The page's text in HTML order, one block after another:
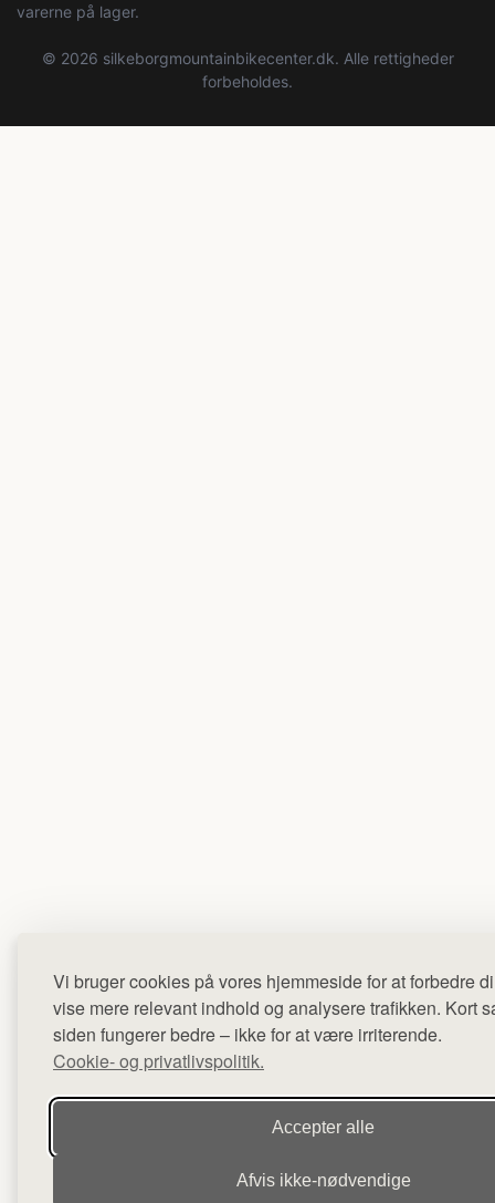
Vi bruger cookies på vores hjemmeside for at forbedre
vise mere relevant indhold og analysere trafikken. Kort
siden fungerer bedre – ikke for at være irriterende.
Cookie- og privatlivspolitik.
Accepter alle
Afvis ikke‑nødvendige
varerne på lager.
© 2026 silkeborgmountainbikecenter.dk. Alle rettigheder
forbeholdes.